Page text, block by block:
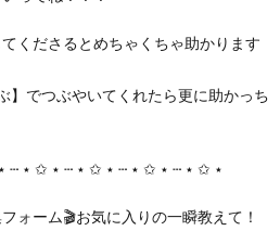
くださるとめちゃくちゃ助かります
】でつぶやいてくれたら更に助かっち
┄ ⋆ ✩ ⋆ ┄ ⋆ ✩ ⋆ ┄ ⋆ ✩ ⋆ ┄ ⋆ ✩ ⋆
ォーム🎬お気に入りの一瞬教えて！